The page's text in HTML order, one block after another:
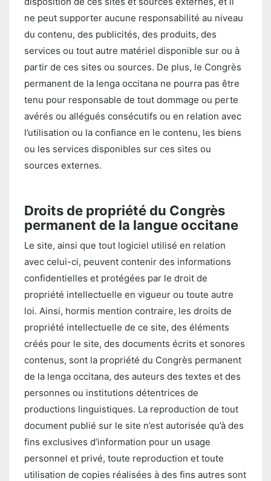
ne peut supporter aucune responsabilité au niveau
du contenu, des publicités, des produits, des
services ou tout autre matériel disponible sur ou à
partir de ces sites ou sources. De plus, le Congrès
permanent de la lenga occitana ne pourra pas être
tenu pour responsable de tout dommage ou perte
avérés ou allégués consécutifs ou en relation avec
l’utilisation ou la confiance en le contenu, les biens
ou les services disponibles sur ces sites ou
sources externes.
Droits de propriété du Congrès
permanent de la langue occitane
Le site, ainsi que tout logiciel utilisé en relation
avec celui-ci, peuvent contenir des informations
confidentielles et protégées par le droit de
propriété intellectuelle en vigueur ou toute autre
loi. Ainsi, hormis mention contraire, les droits de
propriété intellectuelle de ce site, des éléments
créés pour le site, des documents écrits et sonores
contenus, sont la propriété du Congrès permanent
de la lenga occitana, des auteurs des textes et des
personnes ou institutions détentrices de
productions linguistiques. La reproduction de tout
document publié sur le site n’est autorisée qu’à des
fins exclusives d’information pour un usage
personnel et privé, toute reproduction et toute
utilisation de copies réalisées à des fins autres sont